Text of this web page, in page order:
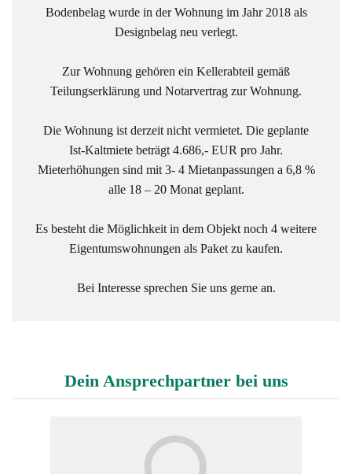
Bodenbelag wurde in der Wohnung im Jahr 2018 als
Designbelag neu verlegt.
Zur Wohnung gehören ein Kellerabteil gemäß
Teilungserklärung und Notarvertrag zur Wohnung.
Die Wohnung ist derzeit nicht vermietet. Die geplante
Ist-Kaltmiete beträgt 4.686,- EUR pro Jahr.
Mieterhöhungen sind mit 3- 4 Mietanpassungen a 6,8 %
alle 18 – 20 Monat geplant.
Es besteht die Möglichkeit in dem Objekt noch 4 weitere
Eigentumswohnungen als Paket zu kaufen.
Bei Interesse sprechen Sie uns gerne an.
Dein Ansprechpartner bei uns